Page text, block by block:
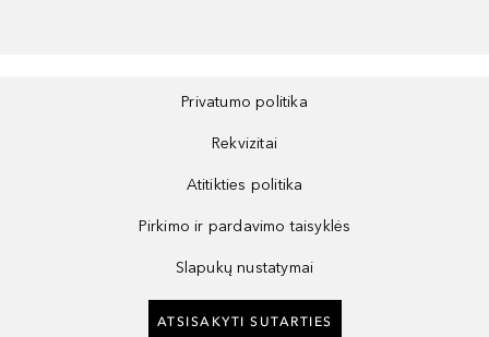
Privatumo politika
Rekvizitai
Atitikties politika
Pirkimo ir pardavimo taisyklės
Slapukų nustatymai
ATSISAKYTI SUTARTIES